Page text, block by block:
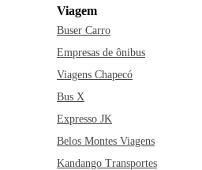
Viagem
Buser Carro
Empresas de ônibus
Viagens Chapecó
Bus X
Expresso JK
Belos Montes Viagens
Kandango Transportes